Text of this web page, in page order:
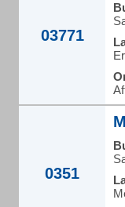
03771
0351